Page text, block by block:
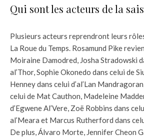
Qui sont les acteurs de la
Plusieurs acteurs reprendront leurs
La Roue du Temps. Rosamund Pike
Moiraine Damodred, Josha Stradowski
al’Thor, Sophie Okonedo dans celui de
Henney dans celui d’al’Lan
celui de Mat Cauthon, Madeleine
d’Egwene Al’Vere, Zoë Robbins dans
al’Meara et Marcus Rutherford dans
De plus, Álvaro Morte, Jennifer Cheon